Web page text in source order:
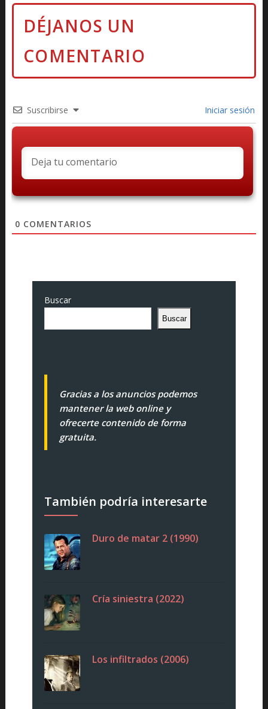
Suscribirse Iniciar sesión
0 COMENTARIOS
Buscar
Buscar
Gracias a los anuncios podemos
mantener la web online y
ofrecerte contenido de forma
gratuita.
También podría interesarte
Duro de matar 2 (1990)
Cría siniestra (2022)
Los infiltrados (2006)